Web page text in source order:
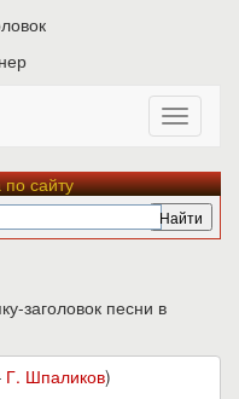
сайту
заголовок песни в
Г. Шпаликов)